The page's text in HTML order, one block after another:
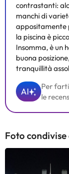
contrastanti:
manchi di
appositamente
la piscina è
Insomma, è un
buona
tranquillità
AI
Per
le
Foto